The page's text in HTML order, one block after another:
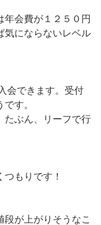
年会費が１２５０円
気にならないレベル
会できます。受付
す。
たぶん、リーフで行
もりです！
段が上がりそうなこ